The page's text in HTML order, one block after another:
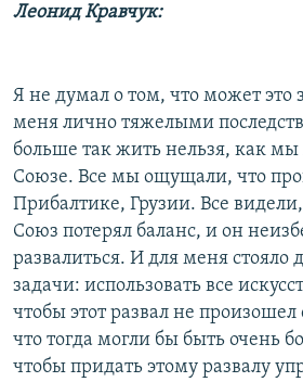
Леонид Кравчук:
Я не думал о том, что может это
меня лично тяжелыми
больше так жить нельзя, как
Союзе. Все мы ощущали, что
Прибалтике, Грузии. Все
Союз потерял баланс, и он
развалиться. И для меня стояло
задачи: использовать все
чтобы этот развал не
что тогда могли бы быть очень
чтобы придать этому развалу